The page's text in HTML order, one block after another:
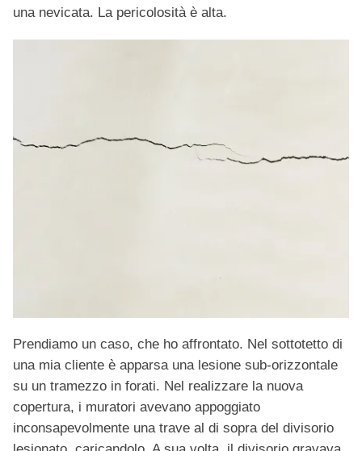
una nevicata. La pericolosità è alta.
Prendiamo un caso, che ho affrontato. Nel sottotetto di
una mia cliente è apparsa una lesione sub-orizzontale
su un tramezzo in forati. Nel realizzare la nuova
copertura, i muratori avevano appoggiato
inconsapevolmente una trave al di sopra del divisorio